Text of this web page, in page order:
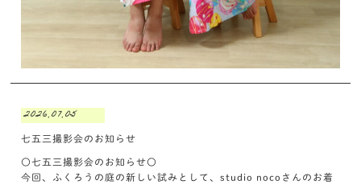
2026.07.05
七五三撮影会のお知らせ
〇七五三撮影会のお知らせ〇
今回、ふくろうの庭の新しい試みとして、studio nocoさんのお着